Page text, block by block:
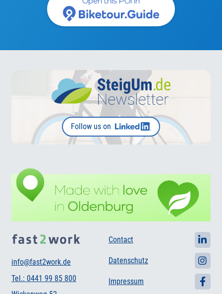
Follow us on
info@fast2work.de
Tel.: 0441 99 85 800
Contact
Datenschutz
Impressum